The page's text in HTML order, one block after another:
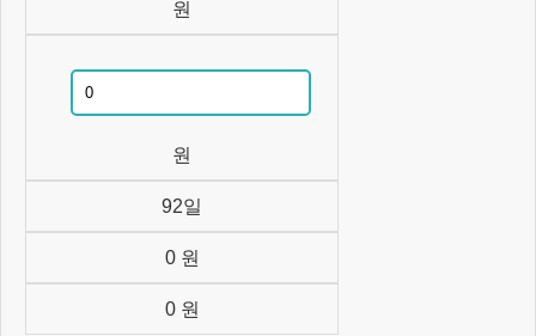
원
원
92일
0원
0원